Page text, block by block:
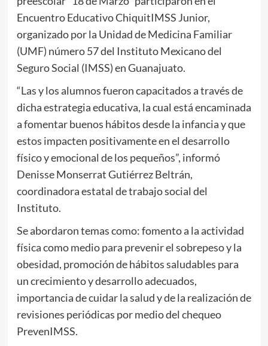
Encuentro Educativo ChiquitIMSS Junior,
organizado por la Unidad de Medicina Familiar
(UMF) número 57 del Instituto Mexicano del
Seguro Social (IMSS) en Guanajuato.
“Las y los alumnos fueron capacitados a través de
dicha estrategia educativa, la cual está encaminada
a fomentar buenos hábitos desde la infancia y que
estos impacten positivamente en el desarrollo
físico y emocional de los pequeños”, informó
Denisse Monserrat Gutiérrez Beltrán,
coordinadora estatal de trabajo social del
Instituto.
Se abordaron temas como: fomento a la actividad
física como medio para prevenir el sobrepeso y la
obesidad, promoción de hábitos saludables para
un crecimiento y desarrollo adecuados,
importancia de cuidar la salud y de la realización de
revisiones periódicas por medio del chequeo
PrevenIMSS.